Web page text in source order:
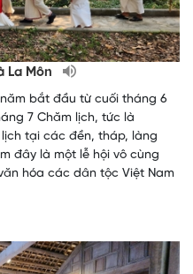
La Môn
năm bắt đầu từ cuối tháng 6
7 Chăm lịch, tức là
tại các đền, tháp, làng
đây là một lễ hội vô cùng
hóa các dân tộc Việt Nam